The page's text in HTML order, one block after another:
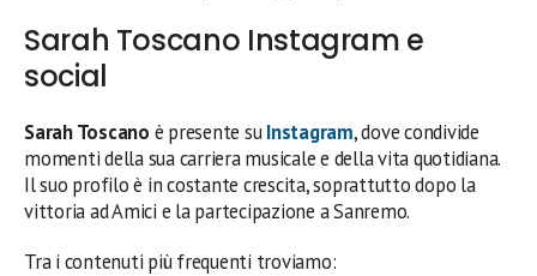
Sarah Toscano Instagram e
social
Sarah Toscano è presente suInstagram, dove condivide
momenti della sua carriera musicale e della vita quotidiana.
Il suo profilo è in costante crescita, soprattutto dopo la
vittoria ad Amici e la partecipazione a Sanremo.
Tra i contenuti più frequenti troviamo: